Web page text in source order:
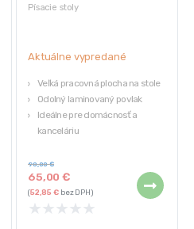
Písacie stoly
Aktuálne vypredané
Veľká pracovná plocha na stole
Odolný laminovaný povlak
Ideálne pre domácnosť a
kanceláriu
65,00€
90,00€
(52,85€bez DPH)
★ ★ ★ ★ ★